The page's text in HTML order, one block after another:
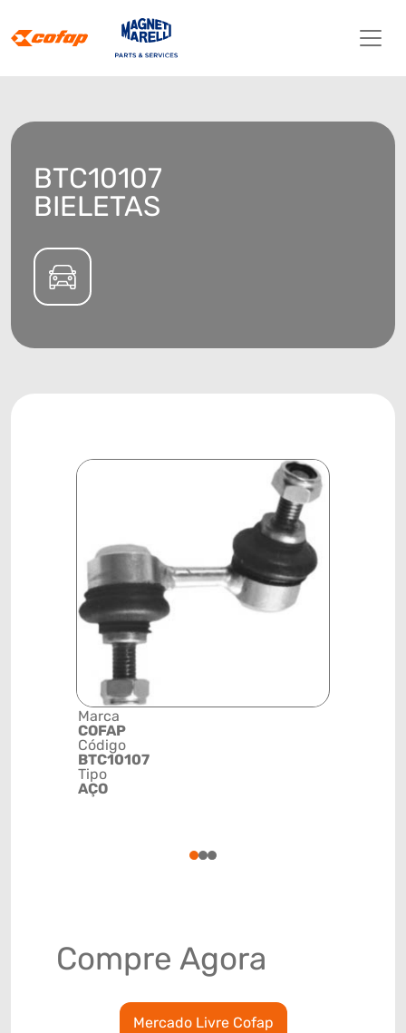
BTC10107
BIELETAS
Marca
COFAP
Código
BTC10107
Tipo
AÇO
123
Compre Agora
Mercado Livre Cofap